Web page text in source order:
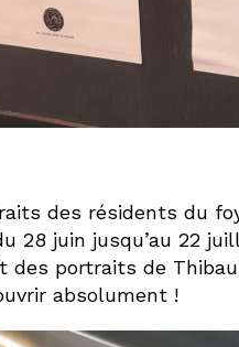
des résidents du
28 juin jusqu’au 22
des portraits de
absolument !